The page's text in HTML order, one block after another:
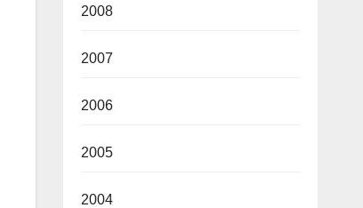
2008
2007
2006
2005
2004